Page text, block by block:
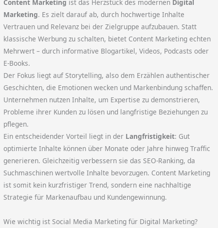
Content Marketing ist das Herzstück des modernen Digital
Marketing. Es zielt darauf ab, durch hochwertige Inhalte
Vertrauen und Relevanz bei der Zielgruppe aufzubauen. Statt
klassische Werbung zu schalten, bietet Content Marketing echten
Mehrwert – durch informative Blogartikel, Videos, Podcasts oder
E-Books.
Der Fokus liegt auf Storytelling, also dem Erzählen authentischer
Geschichten, die Emotionen wecken und Markenbindung schaffen.
Unternehmen nutzen Inhalte, um Expertise zu demonstrieren,
Probleme ihrer Kunden zu lösen und langfristige Beziehungen zu
pflegen.
Ein entscheidender Vorteil liegt in der Langfristigkeit: Gut
optimierte Inhalte können über Monate oder Jahre hinweg Traffic
generieren. Gleichzeitig verbessern sie das SEO-Ranking, da
Suchmaschinen wertvolle Inhalte bevorzugen. Content Marketing
ist somit kein kurzfristiger Trend, sondern eine nachhaltige
Strategie für Markenaufbau und Kundengewinnung.
Wie wichtig ist Social Media Marketing für Digital Marketing?